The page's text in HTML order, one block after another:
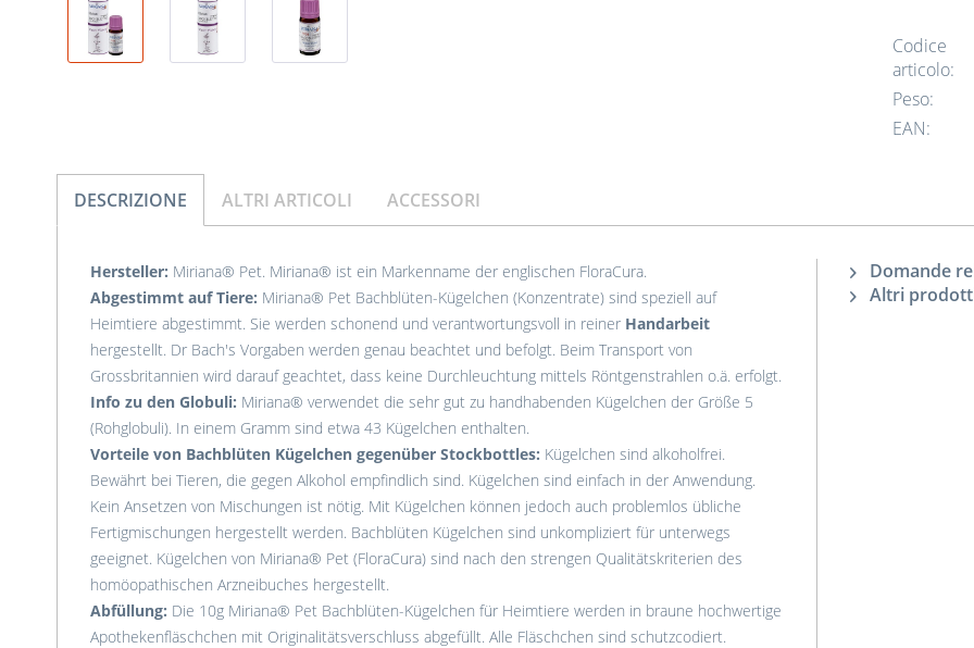
Codice
articolo:
Peso:
EAN:
DESCRIZIONE ALTRI ARTICOLI ACCESSORI
Hersteller: Miriana® Pet. Miriana® ist ein Markenname der englischen FloraCura.
Abgestimmt auf Tiere: Miriana® Pet Bachblüten-Kügelchen (Konzentrate) sind speziell auf
Heimtiere abgestimmt. Sie werden schonend und verantwortungsvoll in reiner Handarbeit
hergestellt. Dr Bach's Vorgaben werden genau beachtet und befolgt. Beim Transport von
Grossbritannien wird darauf geachtet, dass keine Durchleuchtung mittels Röntgenstrahlen o.ä. erfolgt.
Info zu den Globuli: Miriana® verwendet die sehr gut zu handhabenden Kügelchen der Größe 5
(Rohglobuli). In einem Gramm sind etwa 43 Kügelchen enthalten.
Vorteile von Bachblüten Kügelchen gegenüber Stockbottles: Kügelchen sind alkoholfrei.
Bewährt bei Tieren, die gegen Alkohol empfindlich sind. Kügelchen sind einfach in der Anwendung.
Kein Ansetzen von Mischungen ist nötig. Mit Kügelchen können jedoch auch problemlos übliche
Fertigmischungen hergestellt werden. Bachblüten Kügelchen sind unkompliziert für unterwegs
geeignet. Kügelchen von Miriana® Pet (FloraCura) sind nach den strengen Qualitätskriterien des
homöopathischen Arzneibuches hergestellt.
Abfüllung: Die 10g Miriana® Pet Bachblüten-Kügelchen für Heimtiere werden in braune hochwertige
Apothekenfläschchen mit Originalitätsverschluss abgefüllt. Alle Fläschchen sind schutzcodiert.
Domande
Altri